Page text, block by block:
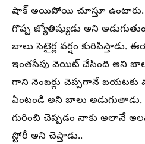
షాక్ అయిపోయి చూస్తూ
గొప్ప జ్యోతిష్యుడు అని
బాలు సెటైర్ల వర్షం
ఇంతసేపు వెయిట్ చేసింది అని
గాని నెంబర్లు చెప్పగానే బయటకు
ఏంటండి అని బాలు అడుగుతాడు.
గురించి చెప్పడం నాకు అలానే
స్టోరీ అని చెప్తాడు..